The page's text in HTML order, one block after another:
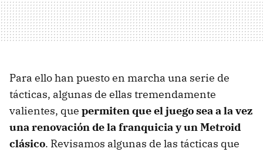
Para ello han puesto en marcha una serie de
tácticas, algunas de ellas tremendamente
valientes, que permiten que el juego sea a la vez
una renovación de la franquicia y un Metroid
clásico. Revisamos algunas de las tácticas que